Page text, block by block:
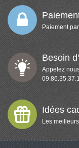
Paiement
Besoin
Appelez
Idées
Les